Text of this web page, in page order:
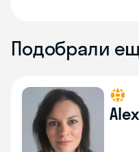
Подобрали